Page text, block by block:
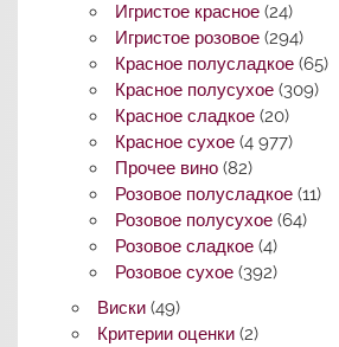
Игристое красное (24)
Игристое розовое (294)
Красное полусладкое (65)
Красное полусухое (309)
Красное сладкое (20)
Красное сухое (4 977)
Прочее вино (82)
Розовое полусладкое (11)
Розовое полусухое (64)
Розовое сладкое (4)
Розовое сухое (392)
Виски(49)
Критерии оценки(2)